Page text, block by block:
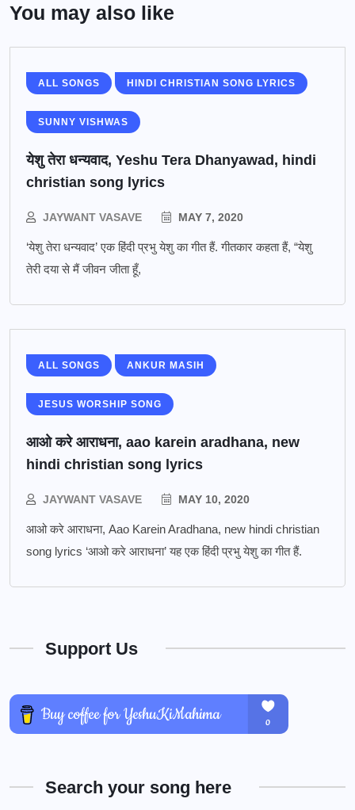
You may also like
ALL SONGS HINDI CHRISTIAN SONG LYRICS
SUNNY VISHWAS
येशु तेरा धन्यवाद, Yeshu Tera Dhanyawad, hindi
christian song lyrics
JAYWANT VASAVE MAY 7, 2020
‘येशु तेरा धन्यवाद’ एक हिंदी प्रभु येशु का गीत हैं. गीतकार कहता हैं, “येशु
तेरी दया से मैं जीवन जीता हूँ,
ALL SONGS ANKUR MASIH
JESUS WORSHIP SONG
आओ करे आराधना, aao karein aradhana, new
hindi christian song lyrics
JAYWANT VASAVE MAY 10, 2020
आओ करे आराधना, Aao Karein Aradhana, new hindi christian
song lyrics ‘आओ करे आराधना’ यह एक हिंदी प्रभु येशु का गीत हैं.
Support Us
Search your song here